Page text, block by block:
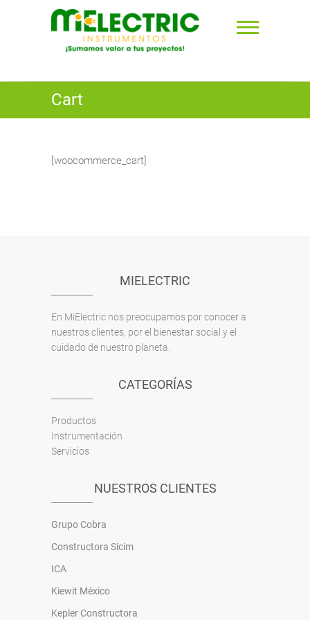
Mielectric Instrumentos ⚡︎
Cart
[woocommerce_cart]
MIELECTRIC
En MiElectric nos preocupamos por conocer a
nuestros clientes, por el bienestar social y el
cuidado de nuestro planeta.
CATEGORÍAS
Productos
Instrumentación
Servicios
NUESTROS CLIENTES
Grupo Cobra
Constructora Sicim
ICA
Kiewit México
Kepler Constructora